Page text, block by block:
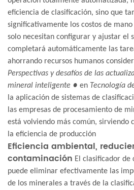
eficiencia de clasificación, sino que
significativamente los costos de
solo necesitan configurar y ajustar el
completará automáticamente las
ahorrando recursos humanos
Perspectivas y desafíos de las
mineral inteligente ● en Tecnología
la aplicación de sistemas de
las empresas de procesamiento de
está volviendo más común, sirviendo
la eficiencia de producción
Eficiencia ambiental,
contaminación El clasificador
puede eliminar efectivamente las
de los minerales a través de la